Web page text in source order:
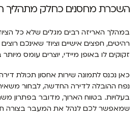
השכרת מחסנים כחלק מתהליך
במהלך האריזה רבים מגלים שלא כל
רהיטים, חפצים אישיים וציוד שאינכם
זקוקים לו באופן מיידי, יוצרים עומס
כאן נכנס לתמונה שירות אחסון תכולת
נפח ההובלה לדירה החדשה, לבחור
בעלויות. בטווח הארוך, מדובר בפתרון
שמאפשר לכם לנהל את המעבר בצורה